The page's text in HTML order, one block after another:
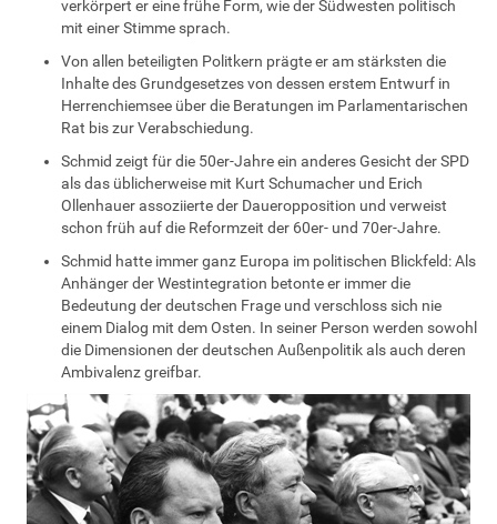
verkörpert er eine frühe Form, wie der Südwesten politisch
mit einer Stimme sprach.
Von allen beteiligten Politkern prägte er am stärksten die
Inhalte des Grundgesetzes von dessen erstem Entwurf in
Herrenchiemsee über die Beratungen im Parlamentarischen
Rat bis zur Verabschiedung.
Schmid zeigt für die 50er-Jahre ein anderes Gesicht der SPD
als das üblicherweise mit Kurt Schumacher und Erich
Ollenhauer assoziierte der Daueropposition und verweist
schon früh auf die Reformzeit der 60er- und 70er-Jahre.
Schmid hatte immer ganz Europa im politischen Blickfeld: Als
Anhänger der Westintegration betonte er immer die
Bedeutung der deutschen Frage und verschloss sich nie
einem Dialog mit dem Osten. In seiner Person werden sowohl
die Dimensionen der deutschen Außenpolitik als auch deren
Ambivalenz greifbar.